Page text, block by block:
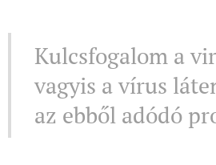
Kulcsfogalom a
vagyis a vírus
az ebből adódó